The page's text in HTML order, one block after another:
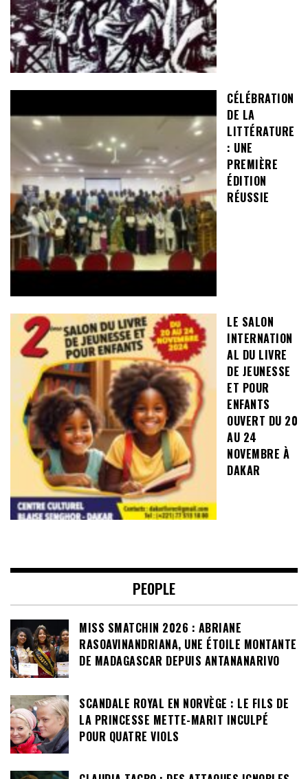
CÉLÉBRATION
DE LA
LITTÉRATURE
: UNE
PREMIÈRE
ÉDITION
RÉUSSIE
LE SALON
INTERNATION
AL DU LIVRE
DE JEUNESSE
ET POUR
ENFANTS
OUVERT DU 20
AU 24
NOVEMBRE À
DAKAR
PEOPLE
MISS SMATCHIN 2026 : ABRIANE
RASOAVINANDRIANA, UNE ÉTOILE MONTANTE
DE MADAGASCAR DEPUIS ANTANANARIVO
SCANDALE ROYAL EN NORVÈGE : LE FILS DE
LA PRINCESSE METTE-MARIT INCULPÉ
POUR QUATRE VIOLS